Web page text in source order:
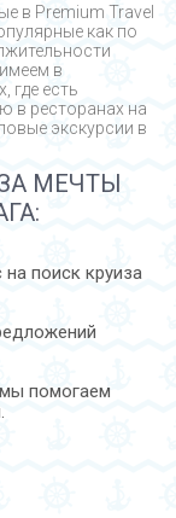
в Premium Travel
как по
в
где есть
в ресторанах на
экскурсии в
МЕЧТЫ
на поиск круиза
мы помогаем